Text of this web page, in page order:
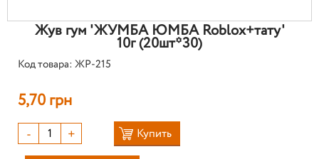
Жув гум 'ЖУМБА ЮМБА Roblox+тату'
10г (20шт*30)
Код товара: ЖР-215
5,70 грн
- + Купить